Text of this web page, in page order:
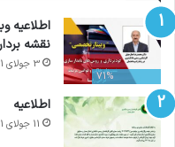
71%
اطلاعیه
نقشه
3 جولای 2021
اطلاعیه
11 جولای 2021